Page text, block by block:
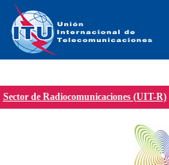
Sector de Radiocomunicaciones (UIT-R)